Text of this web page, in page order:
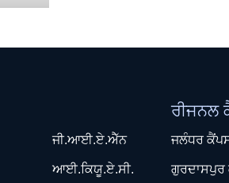
ਜੀ.ਆਈ.ਏ.ਐੱਨ
ਆਈ.ਕਿਯੂ.ਏ.ਸੀ.
ਰੀਜਨਲ
ਜਲੰਧਰ
ਗੁਰਦਾਸਪੁਰ